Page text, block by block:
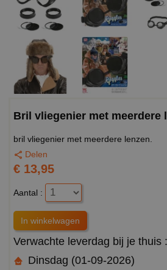
Bril vliegenier met meerdere
bril vliegenier met meerdere lenzen.
Delen
€ 13,95
Aantal :
Verwachte leverdag bij je thuis :
Dinsdag (01-09-2026)